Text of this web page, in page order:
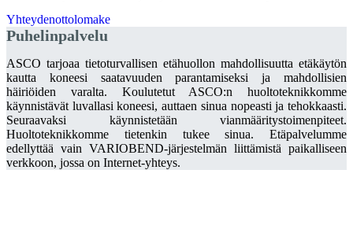
Yhteydenottolomake
Puhelinpalvelu
ASCO tarjoaa tietoturvallisen etähuollon mahdollisuutta etäkäytön
kautta koneesi saatavuuden parantamiseksi ja mahdollisien
häiriöiden varalta. Koulutetut ASCO:n huoltoteknikkomme
käynnistävät luvallasi koneesi, auttaen sinua nopeasti ja tehokkaasti.
Seuraavaksi käynnistetään vianmääritystoimenpiteet.
Huoltoteknikkomme tietenkin tukee sinua. Etäpalvelumme
edellyttää vain VARIOBEND-järjestelmän liittämistä paikalliseen
verkkoon, jossa on Internet-yhteys.